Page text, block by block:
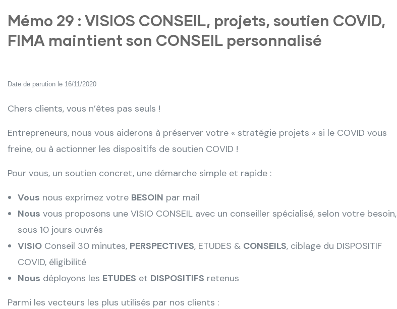
Mémo 29 : VISIOS CONSEIL, projets, soutien COVID,
FIMA maintient son CONSEIL personnalisé
Date de parution le 16/11/2020
Chers clients, vous n’êtes pas seuls !
Entrepreneurs, nous vous aiderons à préserver votre « stratégie projets » si le COVID vous
freine, ou à actionner les dispositifs de soutien COVID !
Pour vous, un soutien concret, une démarche simple et rapide :
Vous nous exprimez votre BESOIN par mail
Nous vous proposons une VISIO CONSEIL avec un conseiller spécialisé, selon votre besoin,
sous 10 jours ouvrés
VISIO Conseil 30 minutes, PERSPECTIVES, ETUDES & CONSEILS, ciblage du DISPOSITIF
COVID, éligibilité
Nous déployons les ETUDES et DISPOSITIFS retenus
Parmi les vecteurs les plus utilisés par nos clients :